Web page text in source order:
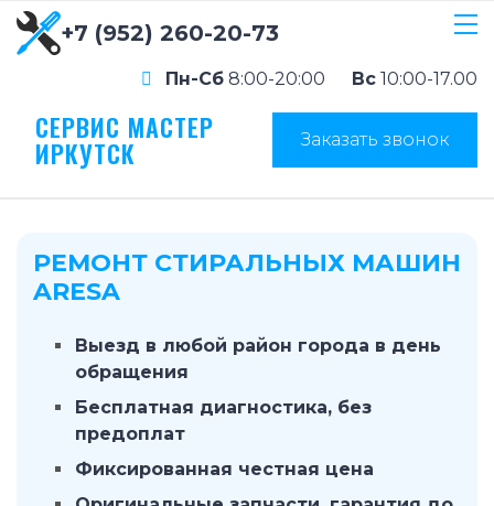
+7 (952) 260-20-73
Пн-Сб 8:00-20:00 Вс 10:00-17.00
СЕРВИС МАСТЕР
ИРКУТСК Заказать звонок
РЕМОНТ СТИРАЛЬНЫХ МАШИН
ARESA
Выезд в любой район города в день
обращения
Бесплатная диагностика, без
предоплат
Фиксированная честная цена